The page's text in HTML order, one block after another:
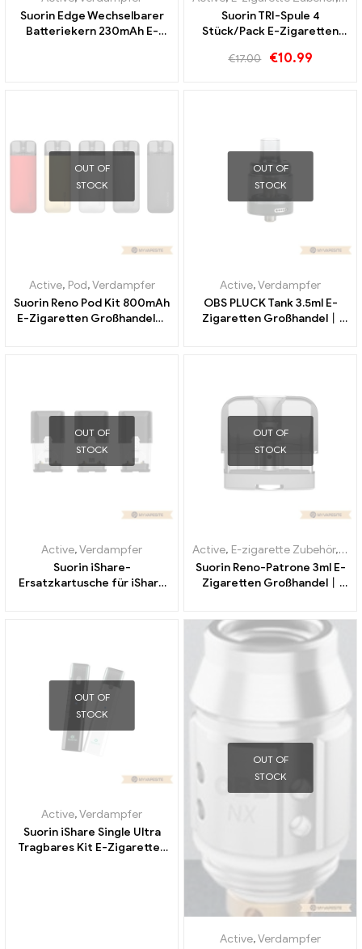
Suorin Edge Wechselbarer
Batteriekern 230mAh E-
Suorin TRI-Spule 4
Stück/Pack E-Zigaretten
€17.00 €10.99
OUT OF
STOCK
Active, Pod,Verdampfer
Suorin Reno Pod Kit 800mAh
E-Zigaretten Großhandel丨
OUT OF
STOCK
Active,Verdampfer
OBS PLUCK Tank 3.5ml E-
Zigaretten Großhandel丨
OUT OF
STOCK
Active,Verdampfer
Suorin iShare-
Ersatzkartusche für iShare
OUT OF
STOCK
Active, E-zigarette Zubehör,
Suorin Reno-Patrone 3ml E-
Zigaretten Großhandel丨
OUT OF
STOCK
Active,Verdampfer
Suorin iShare Single Ultra
Tragbares Kit E-Zigaretten
OUT OF
STOCK
Active,Verdampfer